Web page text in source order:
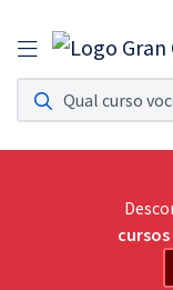
Assinatura
Acesso a todos os
Assinatura OAB
Acesso ilimitado a toda
Residências
cursos